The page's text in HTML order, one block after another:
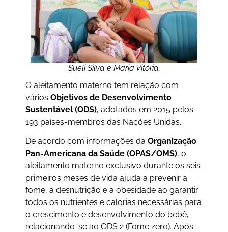
Sueli Silva e Maria Vitória.
O aleitamento materno tem relação com
vários Objetivos de Desenvolvimento
Sustentável (ODS), adotados em 2015 pelos
193 países-membros das Nações Unidas.
De acordo com informações da Organização
Pan-Americana da Saúde (OPAS/OMS), o
aleitamento materno exclusivo durante os seis
primeiros meses de vida ajuda a prevenir a
fome, a desnutrição e a obesidade ao garantir
todos os nutrientes e calorias necessárias para
o crescimento e desenvolvimento do bebê,
relacionando-se ao ODS 2 (Fome zero). Após